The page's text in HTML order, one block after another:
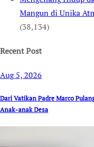
Mangun di Unika
(38,134)
Recent Post
Aug 5, 2026
Dari Vatikan Padre Marco
Anak-anak Desa